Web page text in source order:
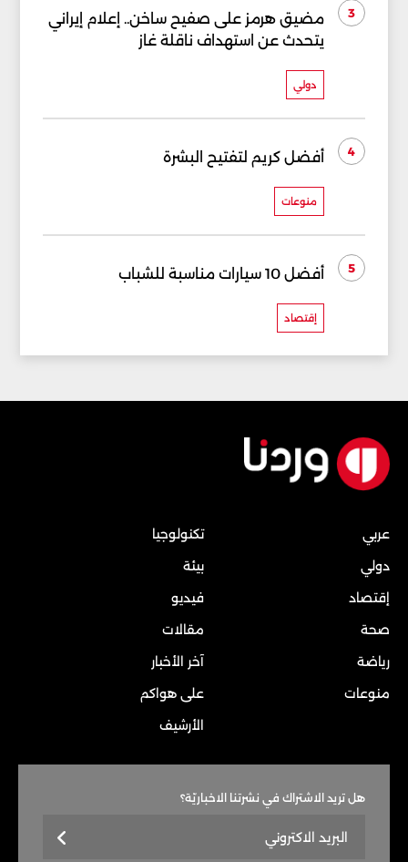
3
مضيق هرمز على صفيح ساخن.. إعلام إيراني
يتحدث عن استهداف ناقلة غاز
دولي
4 أفضل كريم لتفتيح البشرة
منوعات
5 أفضل 10 سيارات مناسبة للشباب
إقتصاد
عربي
دولي
إقتصاد
صحة
رياضة
منوعات
تكنولوجيا
بيئة
فيديو
مقالات
آخر الأخبار
على هواكم
الأرشيف
هل تريد الاشتراك في نشرتنا الاخباريّة؟